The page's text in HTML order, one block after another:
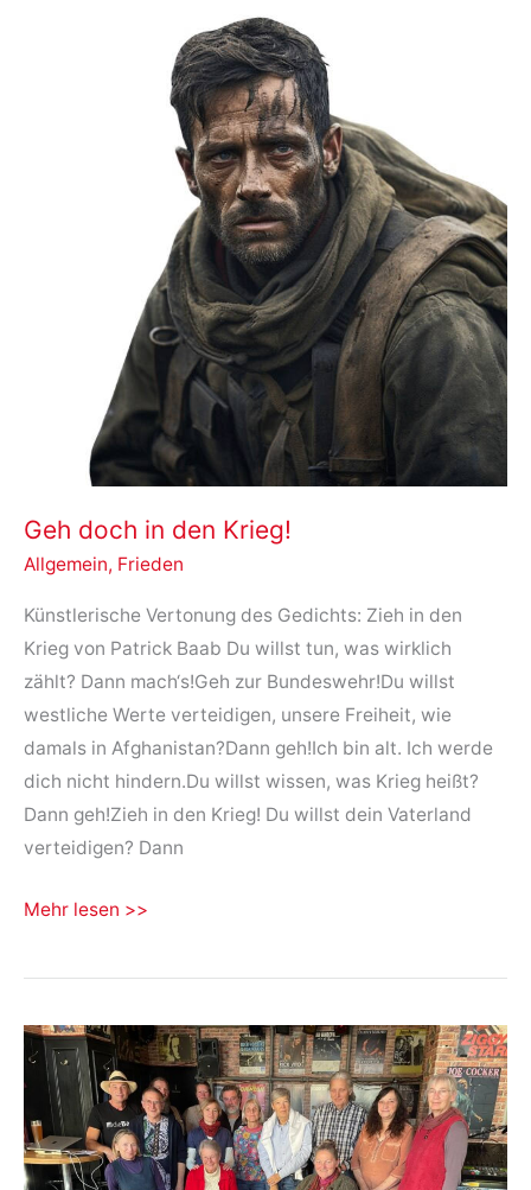
Geh doch in den Krieg!
Allgemein, Frieden
Künstlerische Vertonung des Gedichts: Zieh in den
Krieg von Patrick Baab Du willst tun, was wirklich
zählt? Dann mach‘s!Geh zur Bundeswehr!Du willst
westliche Werte verteidigen, unsere Freiheit, wie
damals in Afghanistan?Dann geh!Ich bin alt. Ich werde
dich nicht hindern.Du willst wissen, was Krieg heißt?
Dann geh!Zieh in den Krieg! Du willst dein Vaterland
verteidigen? Dann
Geh
in
Krieg!
Mehr lesen >>